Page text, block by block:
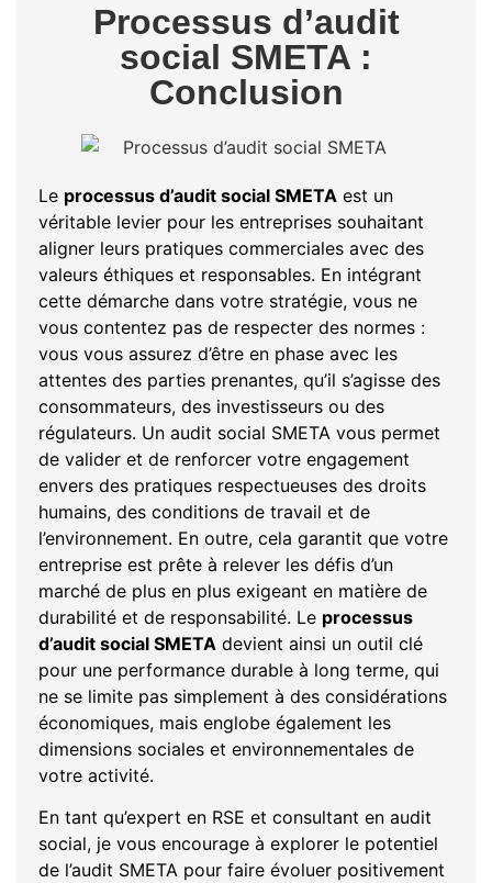
Processus d’audit
social SMETA :
Conclusion
Le processus d’audit social SMETA est un
véritable levier pour les entreprises souhaitant
aligner leurs pratiques commerciales avec des
valeurs éthiques et responsables. En intégrant
cette démarche dans votre stratégie, vous ne
vous contentez pas de respecter des normes :
vous vous assurez d’être en phase avec les
attentes des parties prenantes, qu’il s’agisse des
consommateurs, des investisseurs ou des
régulateurs. Un audit social SMETA vous permet
de valider et de renforcer votre engagement
envers des pratiques respectueuses des droits
humains, des conditions de travail et de
l’environnement. En outre, cela garantit que votre
entreprise est prête à relever les défis d’un
marché de plus en plus exigeant en matière de
durabilité et de responsabilité. Le processus
d’audit social SMETA devient ainsi un outil clé
pour une performance durable à long terme, qui
ne se limite pas simplement à des considérations
économiques, mais englobe également les
dimensions sociales et environnementales de
votre activité.
En tant qu’expert en RSE et consultant en audit
social, je vous encourage à explorer le potentiel
de l’audit SMETA pour faire évoluer positivement